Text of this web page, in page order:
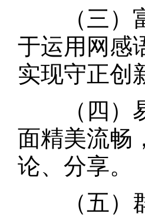
（三）富
于运用网感
实现守正创
（四）易
面精美流畅
论、分享。
（五）群